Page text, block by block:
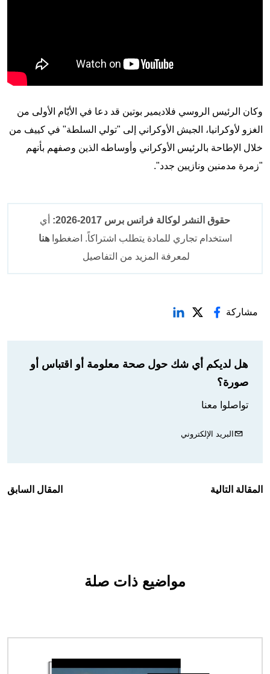
وكان الرئيس الروسي فلاديمير بوتين قد دعا في الأيّام الأولى من
الغزو لأوكرانيا، الجيش الأوكراني إلى "تولي السلطة" في كييف من
خلال الإطاحة بالرئيس الأوكراني وأوساطه الذين وصفهم بأنهم
"زمرة مدمنين ونازيين جدد".
حقوق النشر لوكالة فرانس برس 2017-2026:
أي
استخدام تجاري للمادة يتطلب اشتراكاً. اضغطواهنا
لمعرفة المزيد من التفاصيل
مشاركة
هل لديكم أي شك حول صحة معلومة أو اقتباس أو
صورة؟
تواصلوا معنا
البريد الإلكتروني
المقالة التالية المقال السابق
مواضيع ذات صلة